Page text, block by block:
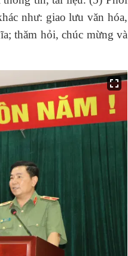
như: giao lưu văn hóa,
thăm hỏi, chúc mừng và